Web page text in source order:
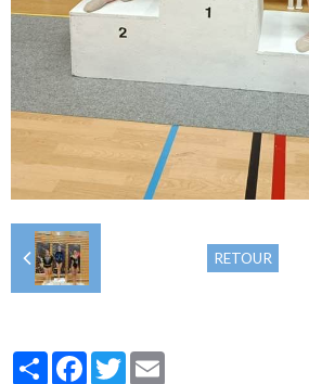
RETOUR
PartagerFacebook
Twitter